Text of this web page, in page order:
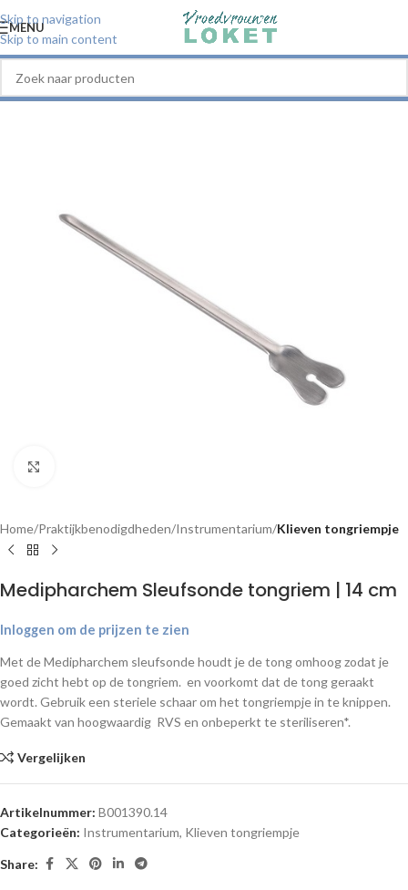
Skip to navigation
Skip to main content
MENU
Home Praktijkbenodigdheden Instrumentarium Klieven tongriempje
Medipharchem Sleufsonde tongriem | 14 cm
Inloggen om de prijzen te zien
Met de Medipharchem sleufsonde houdt je de tong omhoog zodat je
goed zicht hebt op de tongriem. en voorkomt dat de tong geraakt
wordt. Gebruik een steriele schaar om het tongriempje in te knippen.
Gemaakt van hoogwaardig RVS en onbeperkt te steriliseren*.
Vergelijken
Artikelnummer: B001390.14
Categorieën: Instrumentarium, Klieven tongriempje
Share: